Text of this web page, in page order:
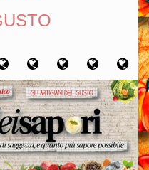
Chi
sono
Artigiani
del
gusto
Viaggi
del
gusto
Filosofia
del
gusto